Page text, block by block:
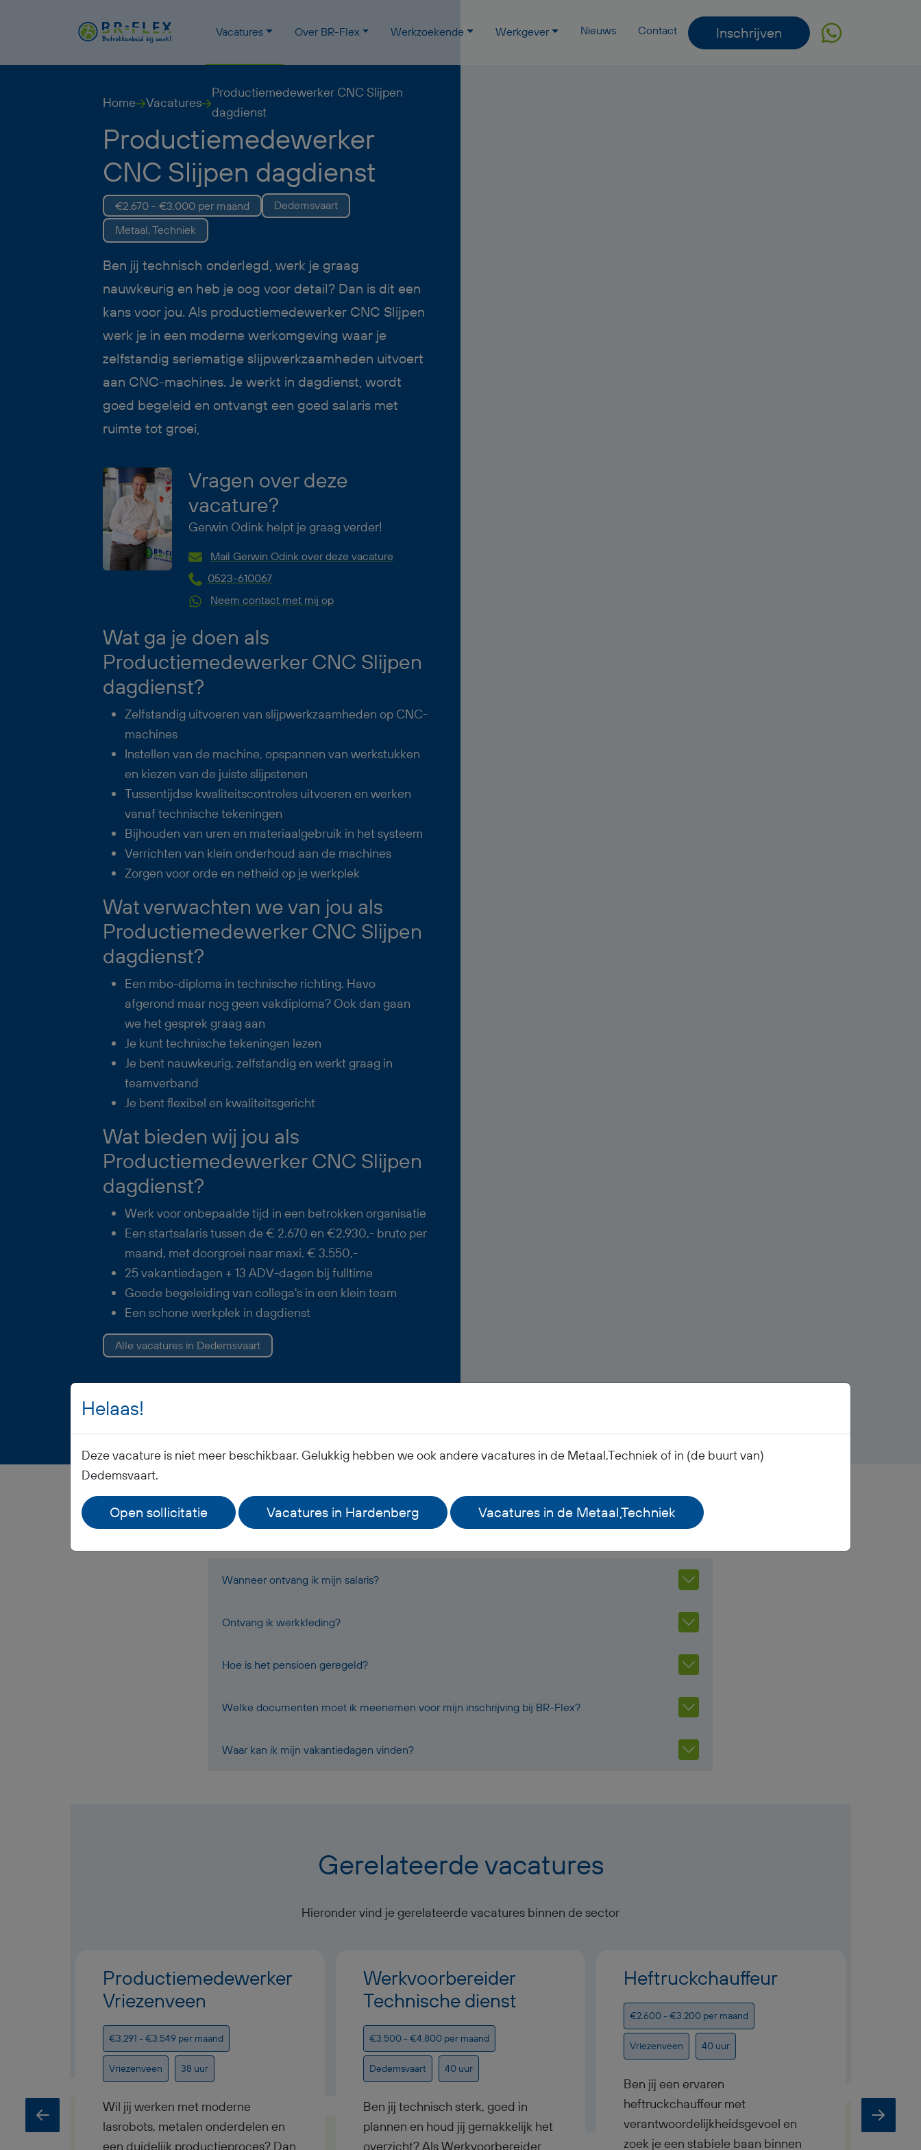
Vacatures Over BR-Flex Werkzoekende Werkgever Nieuws Contact Inschrijven
Home Vacatures
Productiemedewerker CNC Slijpen
dagdienst
Productiemedewerker
CNC Slijpen dagdienst
€2.670 - €3.000 per maand
Dedemsvaart
Metaal, Techniek
Ben jij technisch onderlegd, werk je graag
nauwkeurig en heb je oog voor detail? Dan is dit een
kans voor jou. Als productiemedewerker CNC Slijpen
werk je in een moderne werkomgeving waar je
zelfstandig seriematige slijpwerkzaamheden uitvoert
aan CNC-machines. Je werkt in dagdienst, wordt
goed begeleid en ontvangt een goed salaris met
ruimte tot groei,
Vragen over deze
vacature?
Gerwin Odink helpt je graag verder!
Mail Gerwin Odink over deze vacature
0523-610067
Neem contact met mij op
Wat ga je doen als
Productiemedewerker CNC Slijpen
dagdienst?
Zelfstandig uitvoeren van slijpwerkzaamheden op CNC-
machines
Instellen van de machine, opspannen van werkstukken
en kiezen van de juiste slijpstenen
Tussentijdse kwaliteitscontroles uitvoeren en werken
vanaf technische tekeningen
Bijhouden van uren en materiaalgebruik in het systeem
Verrichten van klein onderhoud aan de machines
Zorgen voor orde en netheid op je werkplek
Wat verwachten we van jou als
Productiemedewerker CNC Slijpen
dagdienst?
Een mbo-diploma in technische richting. Havo
afgerond maar nog geen vakdiploma? Ook dan gaan
we het gesprek graag aan
Je kunt technische tekeningen lezen
Je bent nauwkeurig, zelfstandig en werkt graag in
teamverband
Je bent flexibel en kwaliteitsgericht
Wat bieden wij jou als
Productiemedewerker CNC Slijpen
dagdienst?
Werk voor onbepaalde tijd in een betrokken organisatie
Een startsalaris tussen de € 2.670 en €2.930,- bruto per
maand, met doorgroei naar maxi. € 3.550,-
25 vakantiedagen + 13 ADV-dagen bij fulltime
Goede begeleiding van collega's in een klein team
Een schone werkplek in dagdienst
Alle vacatures in Dedemsvaart
Vacature opslaan
Veelgestelde vragen
Wanneer ontvang ik mijn salaris?
Ontvang ik werkkleding?
Hoe is het pensioen geregeld?
Welke documenten moet ik meenemen voor mijn inschrijving bij BR-Flex?
Waar kan ik mijn vakantiedagen vinden?
Gerelateerde vacatures
Hieronder vind je gerelateerde vacatures binnen de sector
Werkvoorbereider
Technische dienst
€3.500 - €4.800 per maand
Dedemsvaart 40 uur
Ben jij technisch sterk, goed in
plannen en houd jij gemakkelijk het
overzicht? Als Werkvoorbereider
Heftruckchauffeur
€2.600 - €3.200 per maand
Vriezenveen 40 uur
Ben jij een ervaren
heftruckchauffeur met
verantwoordelijkheidsgevoel en
zoek je een stabiele baan binnen
Productiemedewerker
Vriezenveen
€3.291 - €3.549 per maand
Vriezenveen 38 uur
Wil jij werken met moderne
lasrobots, metalen onderdelen en
een duidelijk productieproces? Dan
Helaas!
Deze vacature is niet meer beschikbaar. Gelukkig hebben we ook andere vacatures in de Metaal,Techniek of in (de buurt van)
Dedemsvaart.
Open sollicitatie Vacatures in Hardenberg Vacatures in de Metaal,Techniek